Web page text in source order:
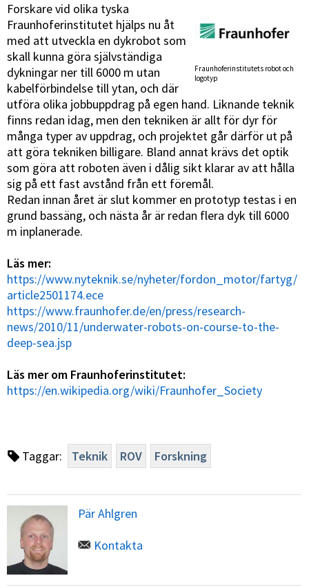
Fraunhoferinstitutets robot och
logotyp
Forskare vid olika tyska
Fraunhoferinstitutet hjälps nu åt
med att utveckla en dykrobot som
skall kunna göra självständiga
dykningar ner till 6000 m utan
kabelförbindelse till ytan, och där
utföra olika jobbuppdrag på egen hand. Liknande teknik
finns redan idag, men den tekniken är allt för dyr för
många typer av uppdrag, och projektet går därför ut på
att göra tekniken billigare. Bland annat krävs det optik
som göra att roboten även i dålig sikt klarar av att hålla
sig på ett fast avstånd från ett föremål.
Redan innan året är slut kommer en prototyp testas i en
grund bassäng, och nästa år är redan flera dyk till 6000
m inplanerade.
Läs mer:
https://www.nyteknik.se/nyheter/fordon_motor/fartyg/
article2501174.ece
https://www.fraunhofer.de/en/press/research-
news/2010/11/underwater-robots-on-course-to-the-
deep-sea.jsp
Läs mer om Fraunhoferinstitutet:
https://en.wikipedia.org/wiki/Fraunhofer_Society
Taggar: Teknik ROV Forskning
Pär Ahlgren
Kontakta